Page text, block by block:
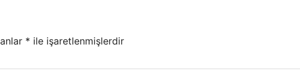
* ile işaretlenmişlerdir